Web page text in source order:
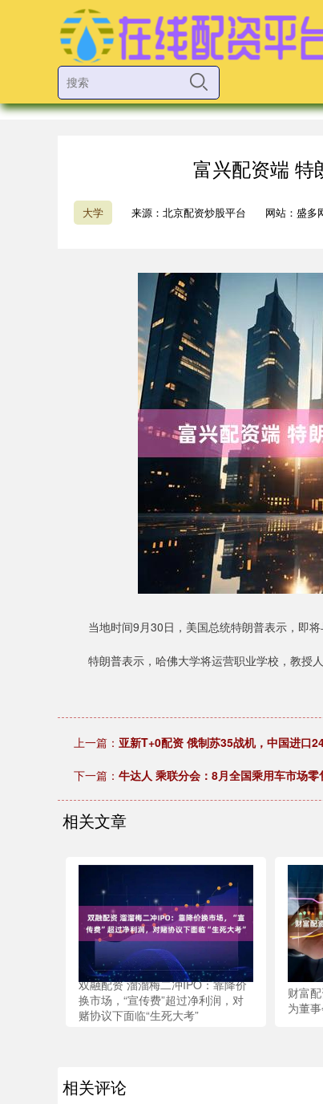
富兴配资端 特
大学 来源：北京配资炒股平台 网站：盛多
当地时间9月30日，美国总统特朗普表示，即将
特朗普表示，哈佛大学将运营职业学校，教授人
上一篇： 亚新T+0配资 俄制苏35战机，中国进口
下一篇： 牛达人 乘联分会：8月全国乘用车市场
相关文章
双融配资 溜溜梅二冲IPO：靠降价
换市场，“宣传费”超过净利润，对
赌协议下面临“生死大考”
财富
为董
相关评论
上证指数 3900.35 21.92